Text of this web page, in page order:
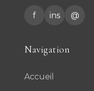
f ins @
Navigation
Accueil